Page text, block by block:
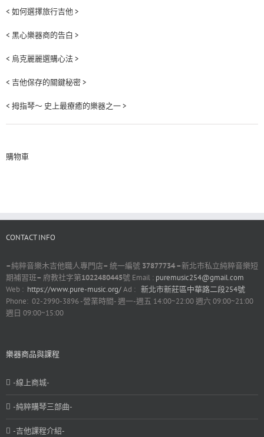
< 如何選擇旅行吉他 >
< 黑心樂器商的告白 >
< 烏克麗麗選購心法 >
< 吉他保存的關鍵秘密 >
< 拇指琴～ 史上最療癒的樂器之一 >
購物車
CONTACT INFO
–純粹音樂木吉他職人專門店– 統一編號 37877734 –新北市私立純粹音樂短
期補習班– 府教社字第1022480445號 Email : puremusic254@gmail.com
Web : https://www.pure-music.org/Ad : 新北市新莊區中華路二段254號
Phone: 02-2990-3896 -營業時間- 週一-週五 14:00~22:00 週六 09:00~21:00
週日 09:00~15:00
樂器商品與課程
-線上商城-
-純粹購琴三部曲-
-吉他課程介紹-